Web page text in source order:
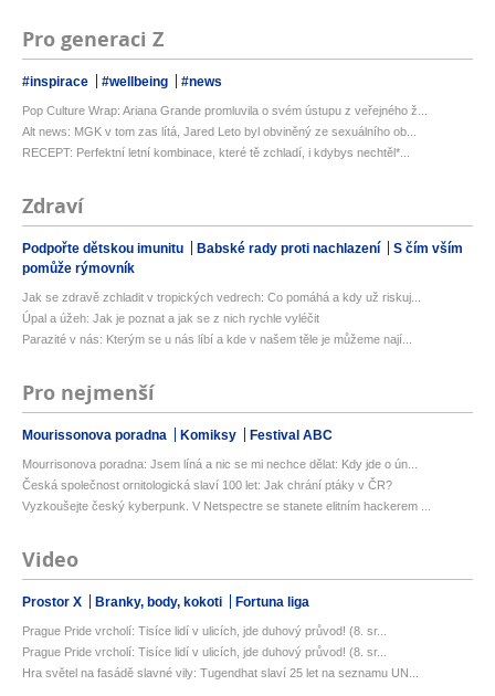
Pro generaci Z
#inspirace #wellbeing #news
Pop Culture Wrap: Ariana Grande promluvila o svém ústupu z veřejného ž...
Alt news: MGK v tom zas lítá, Jared Leto byl obviněný ze sexuálního ob...
RECEPT: Perfektní letní kombinace, které tě zchladí, i kdybys nechtěl*...
Zdraví
Podpořte dětskou imunitu Babské rady proti nachlazení
S čím vším
pomůže rýmovník
Jak se zdravě zchladit v tropických vedrech: Co pomáhá a kdy už riskuj...
Úpal a úžeh: Jak je poznat a jak se z nich rychle vyléčit
Parazité v nás: Kterým se u nás líbí a kde v našem těle je můžeme nají...
Pro nejmenší
Mourissonova poradna Komiksy Festival ABC
Mourrisonova poradna: Jsem líná a nic se mi nechce dělat: Kdy jde o ún...
Česká společnost ornitologická slaví 100 let: Jak chrání ptáky v ČR?
Vyzkoušejte český kyberpunk. V Netspectre se stanete elitním hackerem ...
Video
Prostor X Branky, body, kokoti Fortuna liga
Prague Pride vrcholí: Tisíce lidí v ulicích, jde duhový průvod! (8. sr...
Prague Pride vrcholí: Tisíce lidí v ulicích, jde duhový průvod! (8. sr...
Hra světel na fasádě slavné vily: Tugendhat slaví 25 let na seznamu UN...